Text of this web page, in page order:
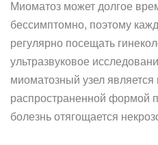
Миоматоз может долгое
бессимптомно, поэтому
регулярно посещать
ультразвуковое
миоматозный узел является
распространенной формой
болезнь отягощается